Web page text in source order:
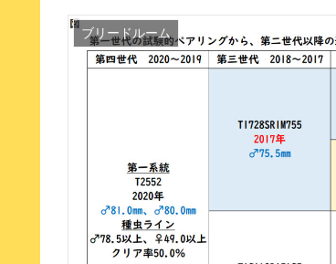
ブリードルーム